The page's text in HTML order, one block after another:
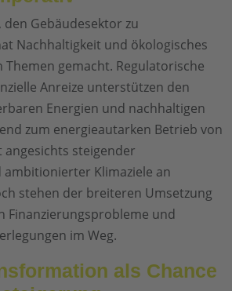
Gebäudesektor zu
Nachhaltigkeit und ökologisches
Themen gemacht. Regulatorische
Anreize unterstützen den
Energien und nachhaltigen
zum energieautarken Betrieb von
angesichts steigender
ambitionierter Klimaziele an
stehen der breiteren Umsetzung
Finanzierungsprobleme und
im Weg.
als Chance